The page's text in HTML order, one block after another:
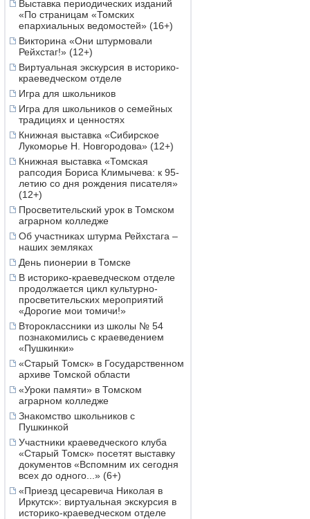
Выставка периодических изданий
«По страницам «Томских
епархиальных ведомостей» (16+)
Викторина «Они штурмовали
Рейхстаг!» (12+)
Виртуальная экскурсия в историко-
краеведческом отделе
Игра для школьников
Игра для школьников о семейных
традициях и ценностях
Книжная выставка «Сибирское
Лукоморье Н. Новгородова» (12+)
Книжная выставка «Томская
рапсодия Бориса Климычева: к 95-
летию со дня рождения писателя»
(12+)
Просветительский урок в Томском
аграрном колледже
Об участниках штурма Рейхстага –
наших земляках
День пионерии в Томске
В историко-краеведческом отделе
продолжается цикл культурно-
просветительских мероприятий
«Дорогие мои томичи!»
Второклассники из школы № 54
познакомились с краеведением
«Пушкинки»
«Старый Томск» в Государственном
архиве Томской области
«Уроки памяти» в Томском
аграрном колледже
Знакомство школьников с
Пушкинкой
Участники краеведческого клуба
«Старый Томск» посетят выставку
документов «Вспомним их сегодня
всех до одного...» (6+)
«Приезд цесаревича Николая в
Иркутск»: виртуальная экскурсия в
историко-краеведческом отделе